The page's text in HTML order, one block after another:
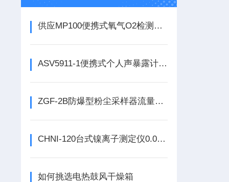
供应MP100便携式氧气O2检测仪（现货）
ASV5911-1便携式个人声暴露计执行标准
ZGF-2B防爆型粉尘采样器流量可调（顺丰包邮）
CHNI-120台式镍离子测定仪0.02～1.00mg/L
如何挑选电热鼓风干燥箱